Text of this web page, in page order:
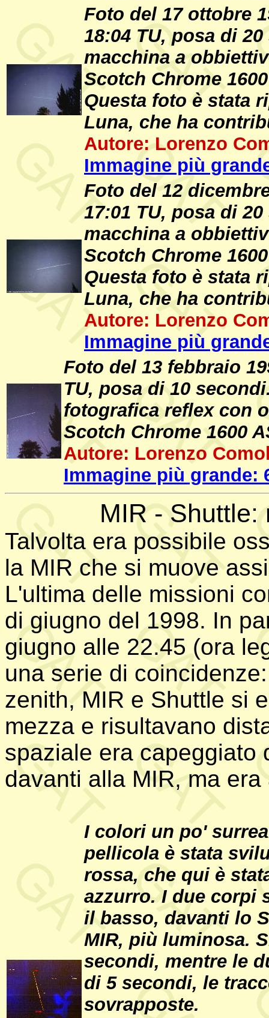
Foto del 17 ottobre
18:04 TU, posa di
macchina a
Scotch Chrome
Questa foto è stata
Luna, che ha
Autore: Lorenzo
Immagine più
Foto del 12
17:01 TU, posa di
macchina a
Scotch Chrome
Questa foto è stata
Luna, che ha
Autore: Lorenzo
Immagine più
Foto del 13 febbraio
TU, posa di 10
fotografica reflex con
Scotch Chrome 1600
Autore: Lorenzo
Immagine più grande:
MIR - Shuttle:
Talvolta era possibile
la MIR che si muove
L'ultima delle missioni
di giugno del 1998. In
giugno alle 22.45 (ora
una serie di
zenith, MIR e Shuttle si
mezza e risultavano
spaziale era capeggiato
davanti alla MIR, ma
I colori un po'
pellicola è stata
rossa, che qui è
azzurro. I due corpi
il basso, davanti lo
MIR, più luminosa.
secondi, mentre le
di 5 secondi, le
sovrapposte.